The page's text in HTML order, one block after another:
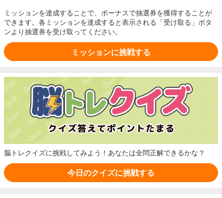
ミッションを達成することで、ボーナスで抽選券を獲得することが
できます。各ミッションを達成すると表示される「受け取る」ボタ
ンより抽選券を受け取ってください。
ミッションに挑戦する
脳トレクイズ
脳トレクイズに挑戦してみよう！あなたは全問正解できるかな？
今日のクイズに挑戦する